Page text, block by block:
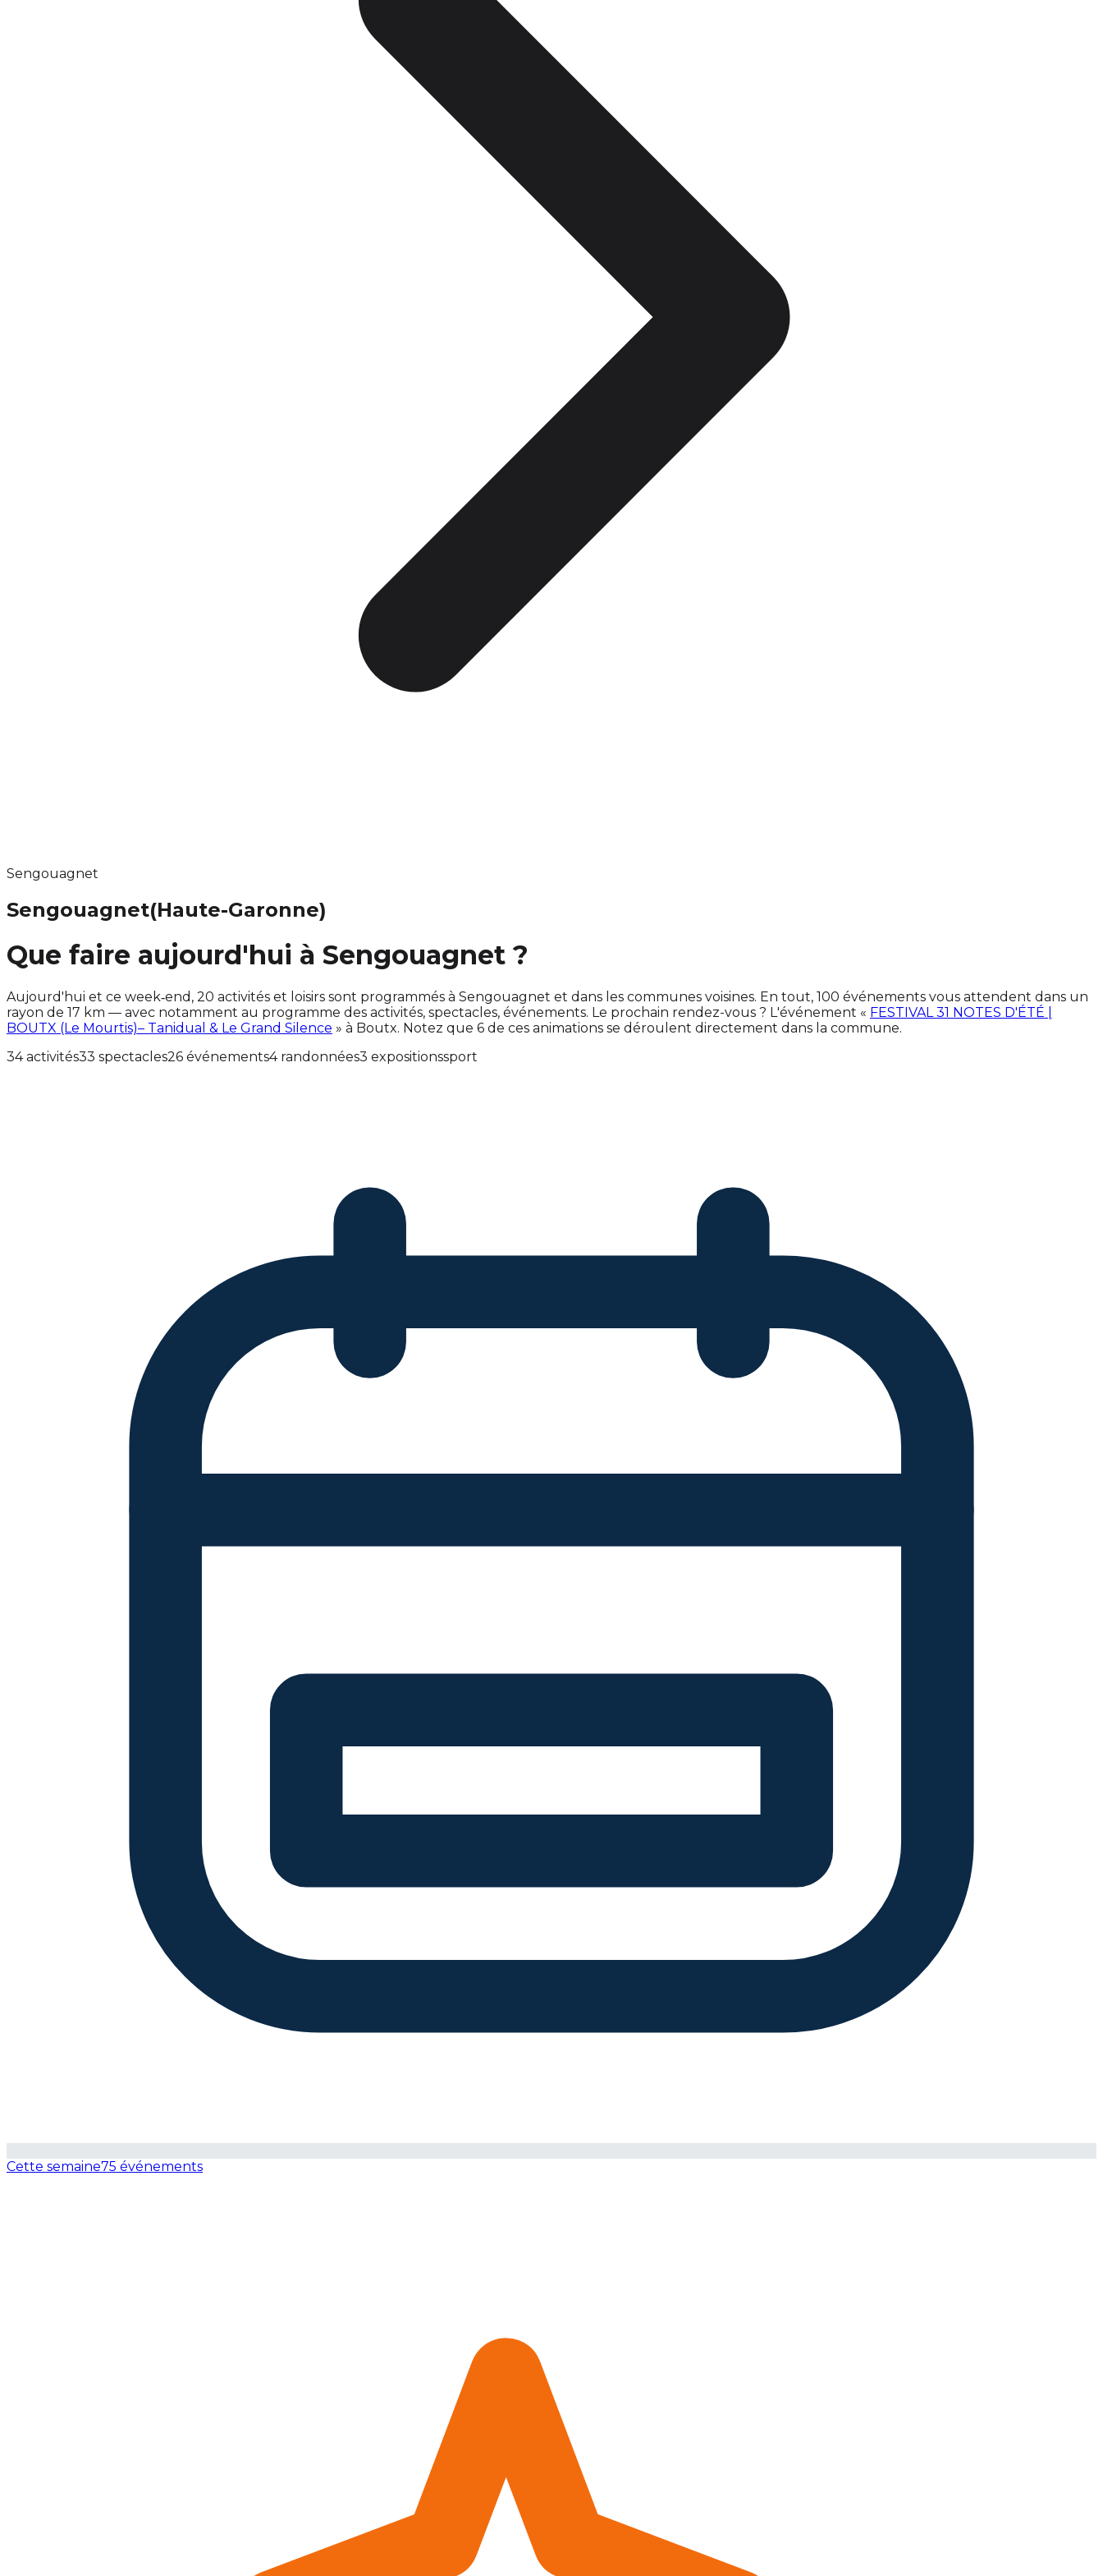
Sengouagnet
Sengouagnet(Haute-Garonne)
Que faire aujourd'hui à Sengouagnet ?
Aujourd'hui et ce week‑end, 20 activités et loisirs sont programmés à Sengouagnet et dans les communes voisines. En tout, 100 événements vous attendent dans un
rayon de 17 km — avec notamment au programme des activités, spectacles, événements. Le prochain rendez-vous ? L'événement « FESTIVAL 31 NOTES D'ÉTÉ |
BOUTX (Le Mourtis)– Tanidual & Le Grand Silence » à Boutx. Notez que 6 de ces animations se déroulent directement dans la commune.
34 activités33 spectacles26 événements4 randonnées3 expositionssport
Cette semaine75 événements